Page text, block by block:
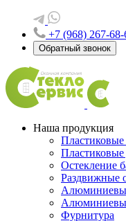
+7 (968) 267-68-
Обратный звонок
Наша продукция
Пластиковые
Пластиковые
Остекление
Раздвижные
Фурнитура